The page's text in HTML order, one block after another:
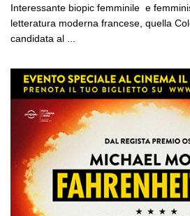
Interessante biopic femminile e
letteratura moderna francese, quella
candidata al ...